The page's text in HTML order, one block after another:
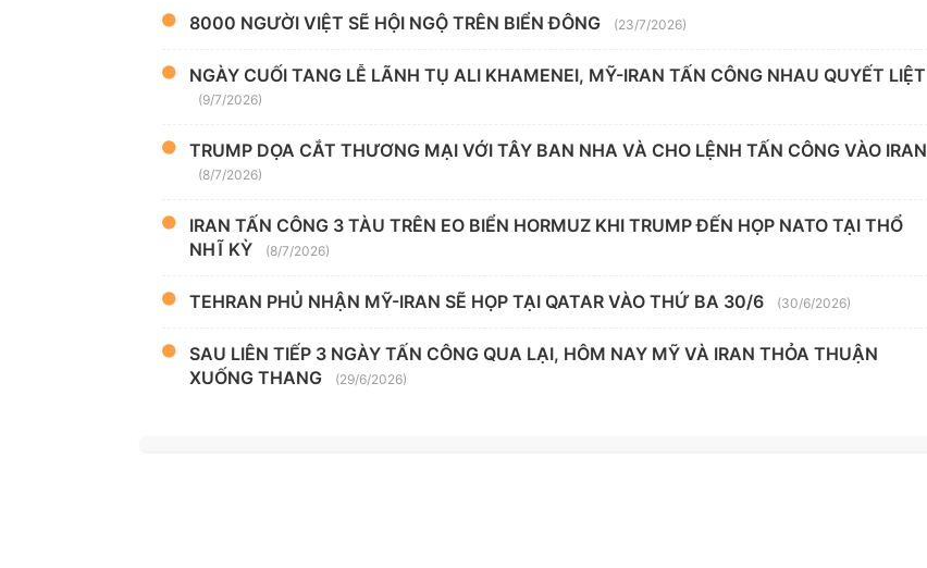
8000 NGƯỜI VIỆT SẼ HỘI NGỘ TRÊN BIỂN ĐÔNG (23/7/2026)
NGÀY CUỐI TANG LỄ LÃNH TỤ ALI KHAMENEI, MỸ-IRAN TẤN CÔNG NHAU QUYẾT LIỆT
(9/7/2026)
TRUMP DỌA CẮT THƯƠNG MẠI VỚI TÂY BAN NHA VÀ CHO LỆNH TẤN CÔNG VÀO IRAN
(8/7/2026)
IRAN TẤN CÔNG 3 TÀU TRÊN EO BIỂN HORMUZ KHI TRUMP ĐẾN HỌP NATO TẠI THỔ
NHĨ KỲ
(8/7/2026)
TEHRAN PHỦ NHẬN MỸ-IRAN SẼ HỌP TẠI QATAR VÀO THỨ BA 30/6 (30/6/2026)
SAU LIÊN TIẾP 3 NGÀY TẤN CÔNG QUA LẠI, HÔM NAY MỸ VÀ IRAN THỎA THUẬN
XUỐNG THANG
(29/6/2026)